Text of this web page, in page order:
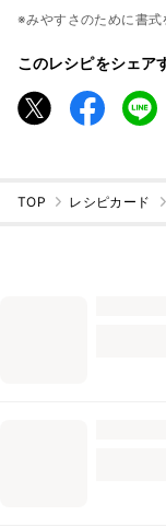
※みやすさのために書式
このレシピをシェア
TOP レシピカード